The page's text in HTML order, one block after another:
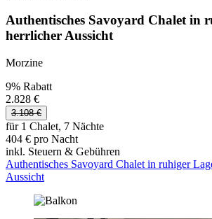
Authentisches Savoyard Chalet in
herrlicher Aussicht
Morzine
9% Rabatt
2.828 €
3.108 €
für 1 Chalet, 7 Nächte
404 € pro Nacht
inkl. Steuern & Gebühren
Authentisches Savoyard Chalet in ruhiger
Aussicht